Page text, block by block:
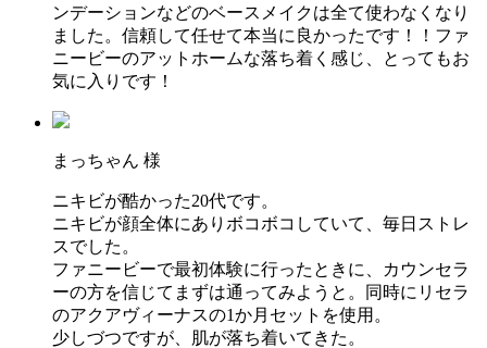
ンデーションなどのベースメイクは全て使わなくなり
ました。信頼して任せて本当に良かったです！！ファ
ニービーのアットホームな落ち着く感じ、とってもお
気に入りです！
まっちゃん 様
ニキビが酷かった20代です。
ニキビが顔全体にありボコボコしていて、毎日ストレ
スでした。
ファニービーで最初体験に行ったときに、カウンセラ
ーの方を信じてまずは通ってみようと。同時にリセラ
のアクアヴィーナスの1か月セットを使用。
少しづつですが、肌が落ち着いてきた。